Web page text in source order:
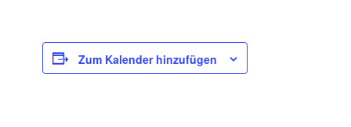
Zum Kalender hinzufügen